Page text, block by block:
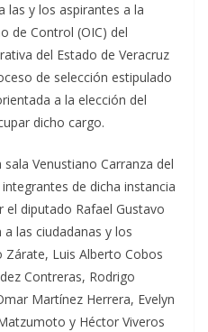
las y los aspirantes a la
de Control (OIC) del
del Estado de Veracruz
de selección estipulado
a la elección del
dicho cargo.
Venustiano Carranza del
de dicha instancia
diputado Rafael Gustavo
las ciudadanas y los
Zárate, Luis Alberto Cobos
Contreras, Rodrigo
Martínez Herrera, Evelyn
y Héctor Viveros